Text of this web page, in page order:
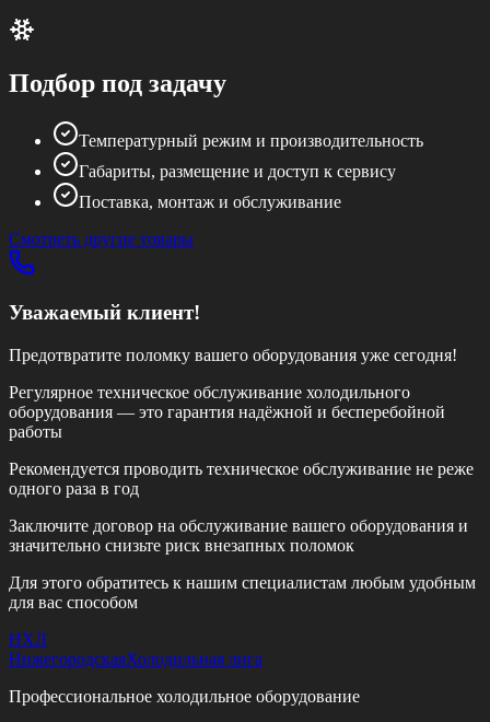
Подбор под задачу
Температурный режим и производительность
Габариты, размещение и доступ к сервису
Поставка, монтаж и обслуживание
Смотреть другие товары
Уважаемый клиент!
Предотвратите поломку вашего оборудования уже сегодня!
Регулярное техническое обслуживание холодильного
оборудования — это гарантия надёжной и бесперебойной
работы
Рекомендуется проводить техническое обслуживание не реже
одного раза в год
Заключите договор на обслуживание вашего оборудования и
значительно снизьте риск внезапных поломок
Для этого обратитесь к нашим специалистам любым удобным
для вас способом
НХЛ
НижегородскаяХолодильная лига
Профессиональное холодильное оборудование